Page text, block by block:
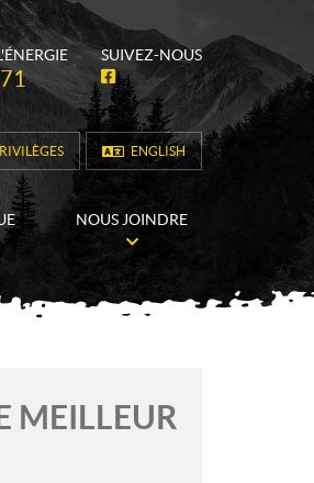
SUIVEZ-NOUS
F
a
c
e
b
o
o
ENGLISH
NOUS JOINDRE
MEILLEUR